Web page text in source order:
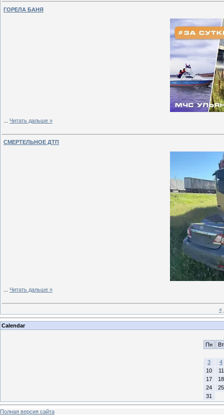
ГОРЕЛА БАНЯ
Читать дальше »
СМЕРТЕЛЬНОЕ ДТП
Читать дальше »
«
Calendar
Пн
Вт
3
4
10
11
17
18
24
25
31
Полная версия сайта